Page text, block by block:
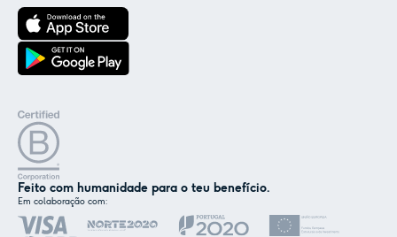
Feito com humanidade para o teu benefício.
Em colaboração com: